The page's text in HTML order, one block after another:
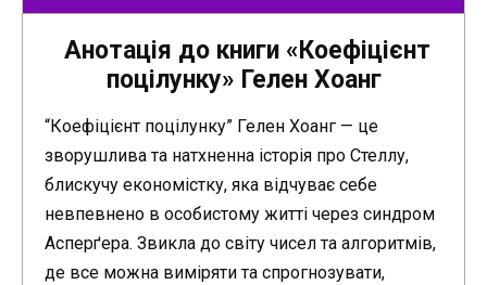
Анотація до книги «Коефіцієнт
поцілунку» Гелен Хоанг
“Коефіцієнт поцілунку” Гелен Хоанг — це
зворушлива та натхненна історія про Стеллу,
блискучу економістку, яка відчуває себе
невпевнено в особистому житті через синдром
Асперґера. Звикла до світу чисел та алгоритмів,
де все можна виміряти та спрогнозувати,